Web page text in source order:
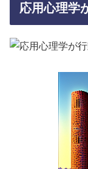
応用心理学